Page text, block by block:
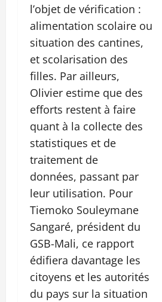
l’objet de vérification :
alimentation scolaire ou
situation des cantines,
et scolarisation des
filles. Par ailleurs,
Olivier estime que des
efforts restent à faire
quant à la collecte des
statistiques et de
traitement de
données, passant par
leur utilisation. Pour
Tiemoko Souleymane
Sangaré, président du
GSB-Mali, ce rapport
édifiera davantage les
citoyens et les autorités
du pays sur la situation